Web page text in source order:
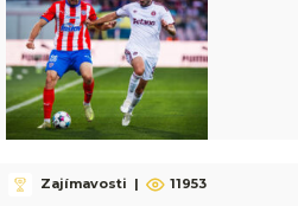
Zajímavosti | 11953